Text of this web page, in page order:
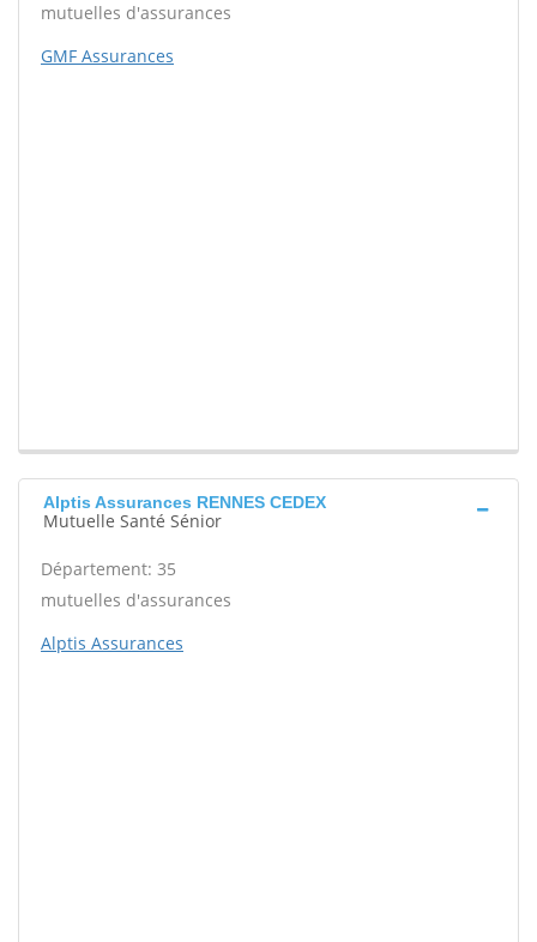
mutuelles d'assurances
GMF Assurances
Alptis Assurances RENNES CEDEX
Mutuelle Santé Sénior
Département: 35
mutuelles d'assurances
Alptis Assurances